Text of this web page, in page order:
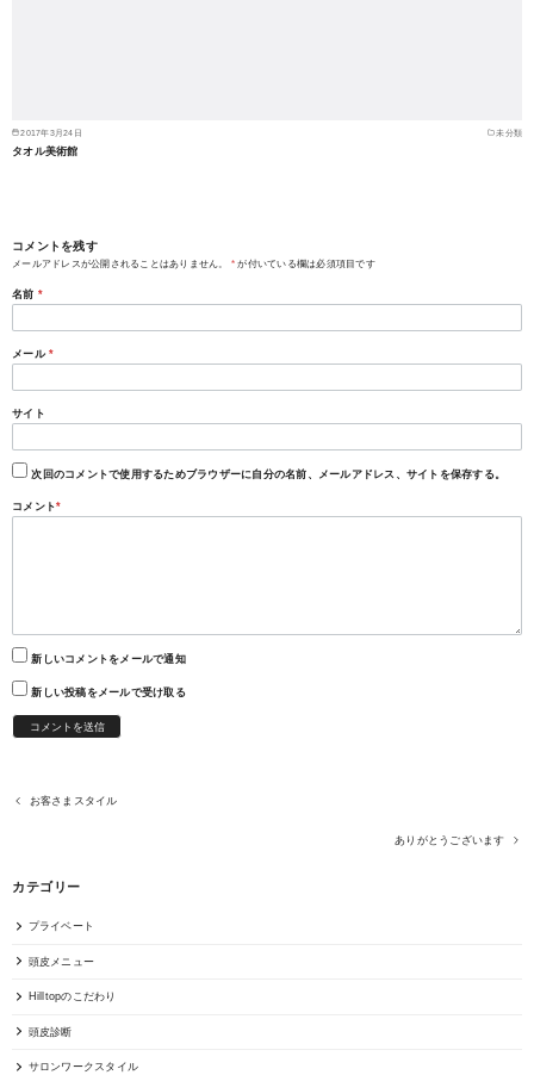
2017年3月24日 未分類
タオル美術館
コメントを残す
メールアドレスが公開されることはありません。 * が付いている欄は必須項目です
名前 *
メール *
サイト
次回のコメントで使用するためブラウザーに自分の名前、メールアドレス、サイトを保存する。
コメント*
新しいコメントをメールで通知
新しい投稿をメールで受け取る
お客さまスタイル
ありがとうございます
カテゴリー
プライベート
頭皮メニュー
Hilltopのこだわり
頭皮診断
サロンワークスタイル